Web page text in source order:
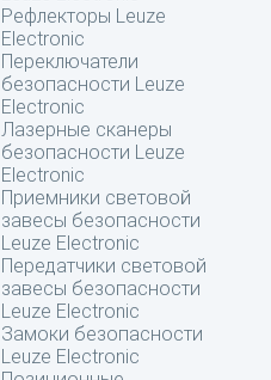
Рефлекторы Leuze
Electronic
Переключатели
безопасности Leuze
Electronic
Лазерные сканеры
безопасности Leuze
Electronic
Приемники световой
завесы безопасности
Leuze Electronic
Передатчики световой
завесы безопасности
Leuze Electronic
Замоки безопасности
Leuze Electronic